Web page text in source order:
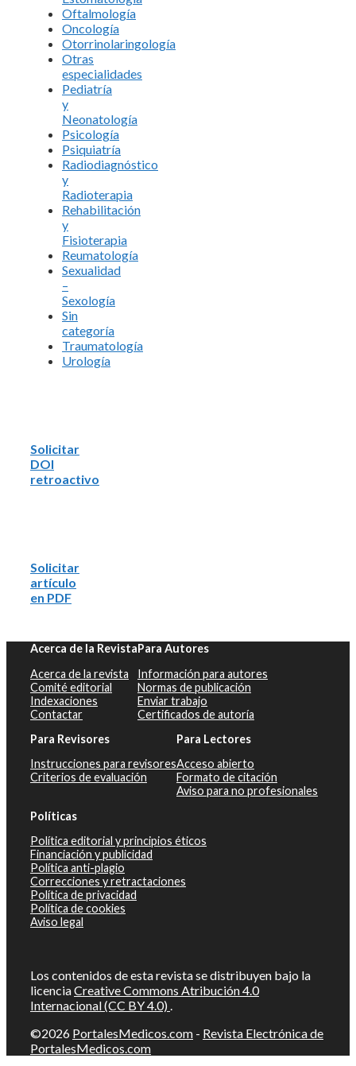
Oftalmología
Oncología
Otorrinolaringología
Otras
especialidades
Pediatría
y
Neonatología
Psicología
Psiquiatría
Radiodiagnóstico
y
Radioterapia
Rehabilitación
y
Fisioterapia
Reumatología
Sexualidad
–
Sexología
Sin
categoría
Traumatología
Urología
Solicitar
DOI
retroactivo
Solicitar
artículo
en PDF
Acerca de la Revista
Acerca de la revista
Comité editorial
Indexaciones
Contactar
Para Autores
Información para autores
Normas de publicación
Enviar trabajo
Certificados de autoría
Para Revisores
Instrucciones para revisores
Criterios de evaluación
Para Lectores
Acceso abierto
Formato de citación
Aviso para no profesionales
Políticas
Política editorial y principios éticos
Financiación y publicidad
Política anti-plagio
Correcciones y retractaciones
Política de privacidad
Política de cookies
Aviso legal
Los contenidos de esta revista se distribuyen bajo la
licenciaCreative Commons Atribución 4.0
Internacional (CC BY 4.0) .
©2026 PortalesMedicos.com - Revista Electrónica de
PortalesMedicos.com